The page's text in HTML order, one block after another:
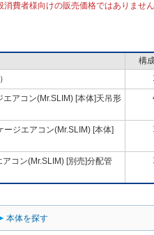
費者様向けの販売価格ではありません
構
エアコン(Mr.SLIM) [本体]天吊形
ージエアコン(Mr.SLIM) [本体]
コン(Mr.SLIM) [別売]分配管
本体を探す